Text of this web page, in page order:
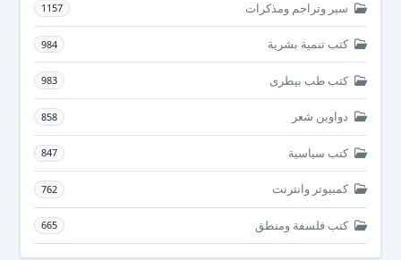
سير وتراجم ومذكرات 1157
كتب تنمية بشرية 984
كتب طب بيطرى 983
دواوين شعر 858
كتب سياسية 847
كمبيوتر وانترنت 762
كتب فلسفة ومنطق 665